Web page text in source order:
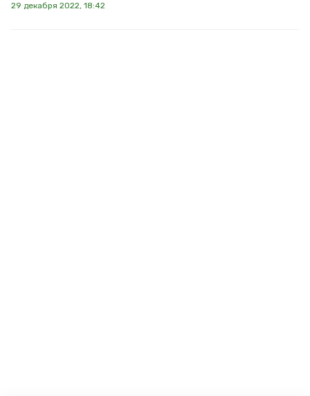
29 декабря 2022, 18:42